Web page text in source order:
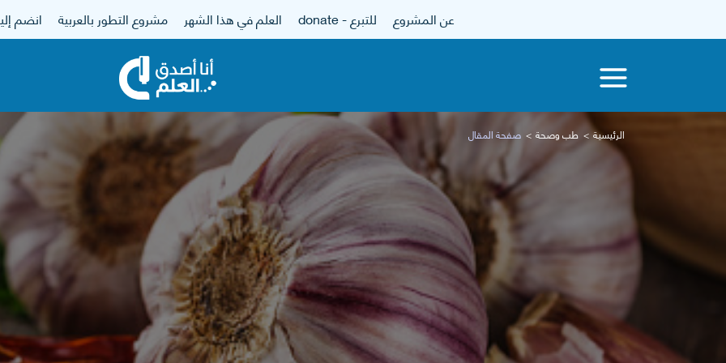
عن المشروع للتبرع - donate العلم في هذا الشهر مشروع التطور بالعربية انضم
الرئيسية طب وصحة صفحة المقال